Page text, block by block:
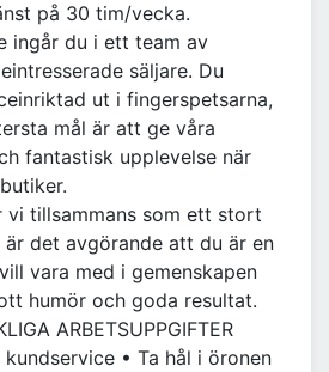
på 30 tim/vecka.
ingår du i ett team av
säljare. Du
ut i fingerspetsarna,
mål är att ge våra
fantastisk upplevelse när
vi tillsammans som ett stort
det avgörande att du är en
vara med i gemenskapen
humör och goda resultat.
ARBETSUPPGIFTER
kundservice • Ta hål i öronen